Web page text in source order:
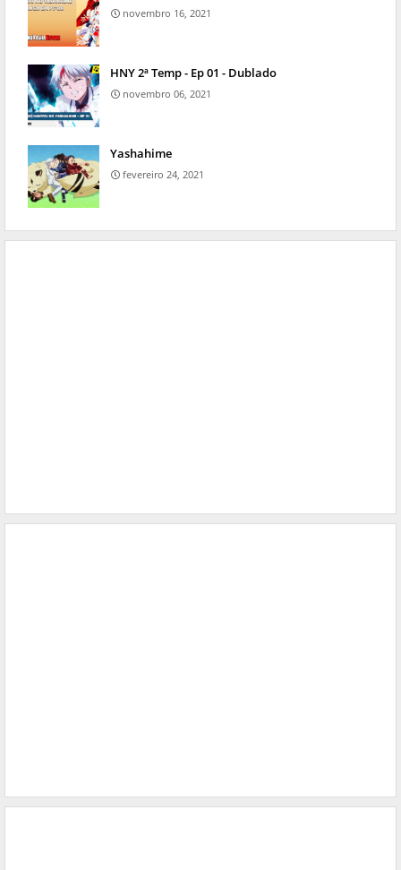
novembro 16, 2021
HNY 2ª Temp - Ep 01 - Dublado
novembro 06, 2021
Yashahime
fevereiro 24, 2021